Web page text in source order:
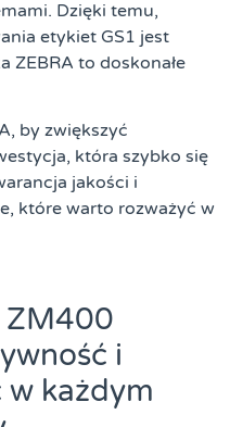
Dzięki temu,
etykiet GS1 jest
ZEBRA to doskonałe
by zwiększyć
która szybko się
jakości i
które warto rozważyć w
ZM400
i
każdym